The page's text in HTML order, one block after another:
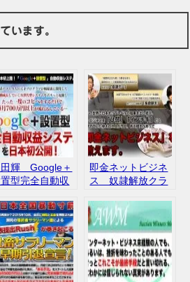
います。
田輝 Google＋
型完全自動収
口コミ レビ
即金ネットビジネ
ス 奴隷解放クラ
元一 永倉顕太
口コミ 評判